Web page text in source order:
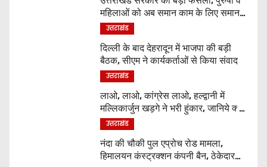
महिलाओं को अब समान काम के लिए समान
वेतन
उत्तराखंड
दिल्ली के बाद देहरादून में भाजपा की बड़ी
बैठक, सीएम ने कार्यकर्ताओं से किया संवाद
उत्तराखंड
लाओ, लाओ, कांग्रेस लाओ, हल्द्वानी में
मल्लिकार्जुन खड़गे ने भरी हुंकार, जानिये क्या
कुछ कहा
उत्तराखंड
नंदा की चौकी पुल एप्रोच रोड मामला,
हिमालयन कंस्ट्रक्शन कंपनी बैन, ठेकेदार